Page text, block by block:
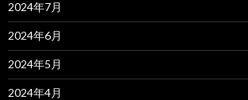
2024年7月
2024年6月
2024年5月
2024年4月